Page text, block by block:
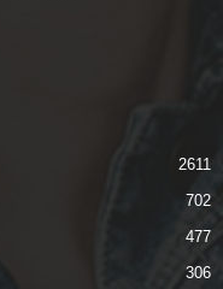
2611
702
477
306